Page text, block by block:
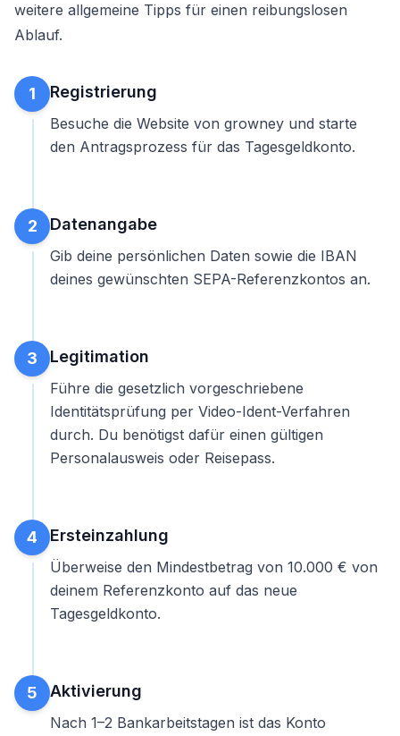
weitere allgemeine Tipps für einen reibungslosen
Ablauf.
1 Registrierung
Besuche die Website von growney und starte
den Antragsprozess für das Tagesgeldkonto.
2 Datenangabe
Gib deine persönlichen Daten sowie die IBAN
deines gewünschten SEPA-Referenzkontos an.
3 Legitimation
Führe die gesetzlich vorgeschriebene
Identitätsprüfung per Video-Ident-Verfahren
durch. Du benötigst dafür einen gültigen
Personalausweis oder Reisepass.
4 Ersteinzahlung
Überweise den Mindestbetrag von 10.000 € von
deinem Referenzkonto auf das neue
Tagesgeldkonto.
5 Aktivierung
Nach 1–2 Bankarbeitstagen ist das Konto